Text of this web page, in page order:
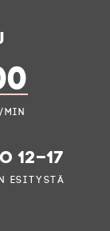
min
esitystä